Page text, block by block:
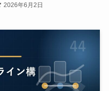
2026年6月2日